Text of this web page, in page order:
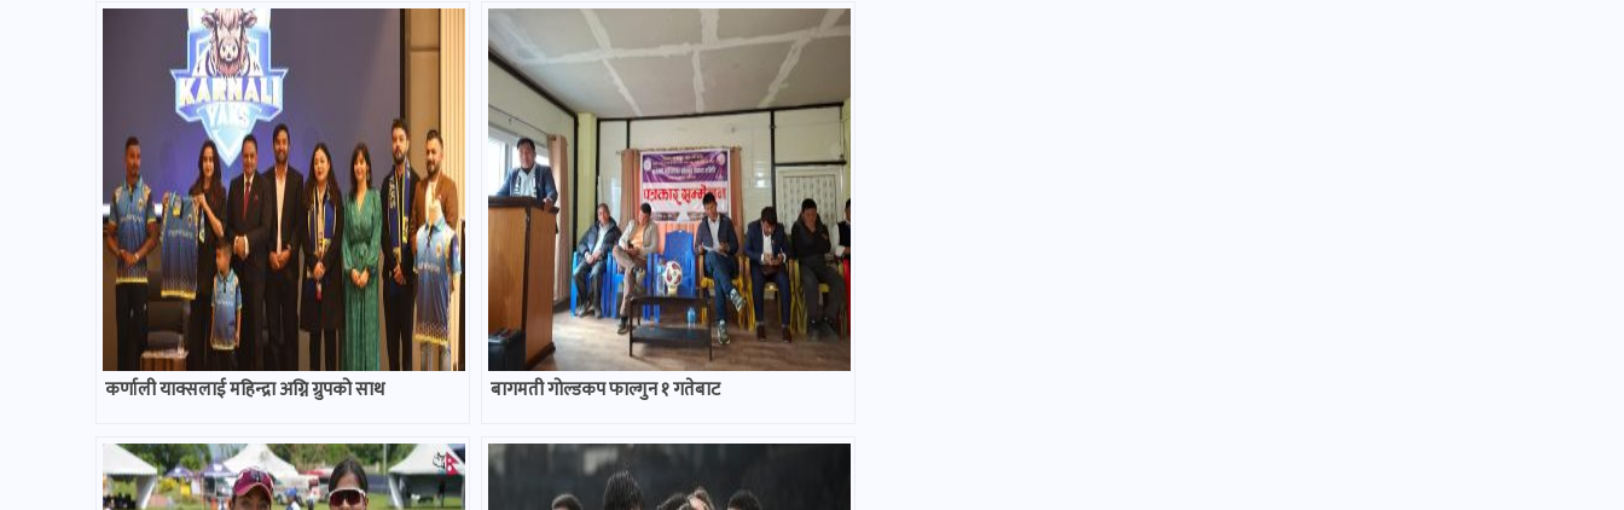
कर्णाली याक्सलाई महिन्द्रा अग्नि ग्रुपको साथ बागमती गोल्डकप फाल्गुन १ गतेबाट